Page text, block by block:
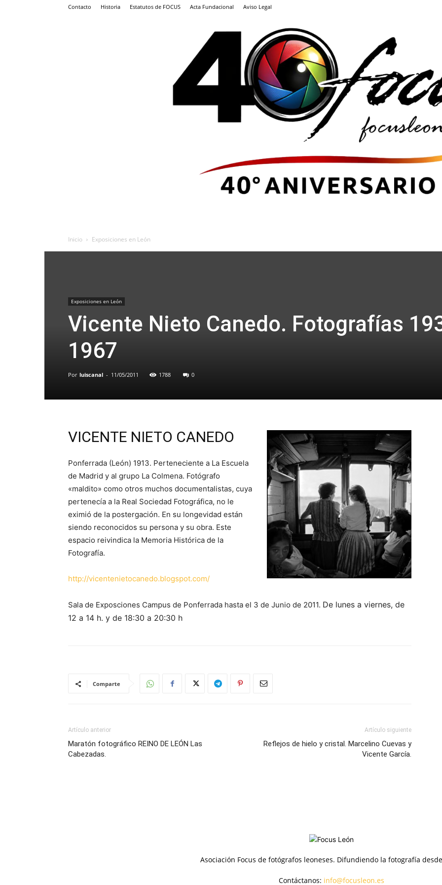
Contacto Historia Estatutos de FOCUS Acta Fundacional Aviso Legal
Inicio Exposiciones en León
Exposiciones en León
Vicente Nieto Canedo. Fotografías
1967
Por luiscanal - 11/05/2011 1788 0
VICENTE NIETO CANEDO
Ponferrada (León) 1913. Perteneciente a La Escuela
de Madrid y al grupo La Colmena. Fotógrafo
«maldito» como otros muchos documentalistas, cuya
pertenecía a la Real Sociedad Fotográfica, no le
eximió de la postergación. En su longevidad están
siendo reconocidos su persona y su obra. Este
espacio reivindica la Memoria Histórica de la
Fotografía.
http://vicentenietocanedo.blogspot.com/
Sala de Exposciones Campus de Ponferrada hasta el 3 de Junio de 2011. De lunes a viernes, de
12 a 14 h. y de 18:30 a 20:30 h
Comparte
Artículo anterior
Maratón fotográfico REINO DE LEÓN Las
Cabezadas.
Artículo siguiente
Reflejos de hielo y cristal. Marcelino Cuevas y
Vicente García.
Asociación Focus de fotógrafos leoneses. Difundiendo la fotografía
Contáctanos: info@focusleon.es